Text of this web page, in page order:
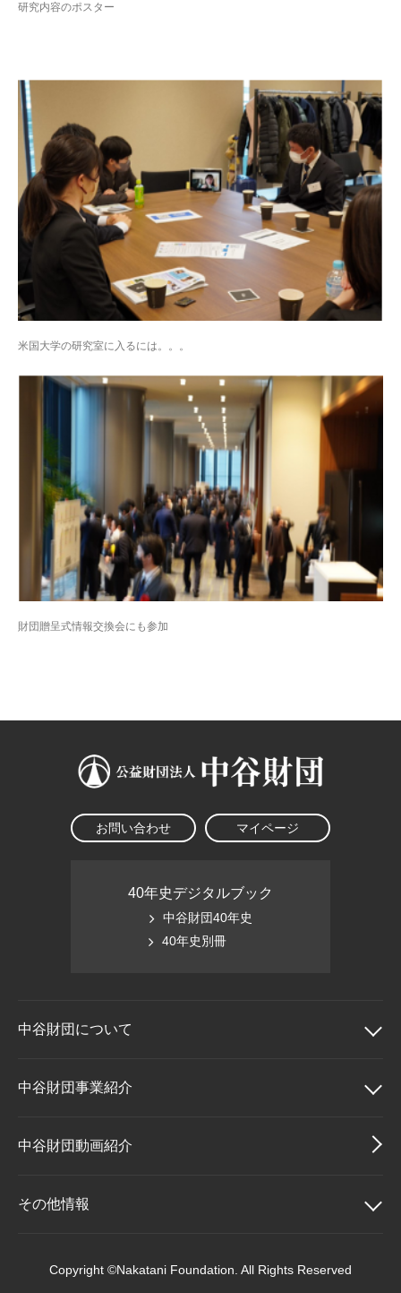
研究内容のポスター
米国大学の研究室に入るには。。。
財団贈呈式情報交換会にも参加
お問い合わせ マイページ
40年史デジタルブック
中谷財団40年史
40年史別冊
中谷財団について
中谷財団について
理事長挨拶
設立趣意書
中谷財団事業紹介
中谷財団事業紹介
中谷賞
中谷財団動画紹介
その他情報
Copyright ©Nakatani Foundation. All Rights Reserved